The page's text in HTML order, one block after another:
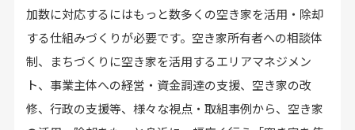
加数に対応するにはもっと数多くの空き家を活用・除却
する仕組みづくりが必要です。空き家所有者への相談体
制、まちづくりに空き家を活用するエリアマネジメン
ト、事業主体への経営・資金調達の支援、空き家の改
修、行政の支援等、様々な視点・取組事例から、空き家